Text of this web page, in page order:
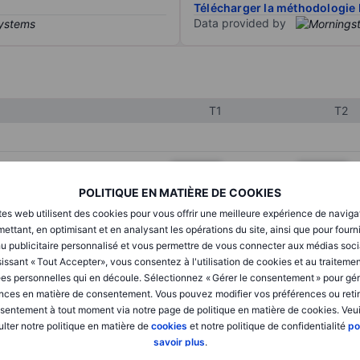
POLITIQUE EN MATIÈRE DE COOKIES
web utilisent des cookies pour vous offrir une meilleure expérience de
en optimisant et en analysant les opérations du site, ainsi que pour
publicitaire personnalisé et vous permettre de vous connecter aux médias
« Tout Accepter», vous consentez à l'utilisation de cookies et au
personnelles qui en découle. Sélectionnez « Gérer le consentement » pour
en matière de consentement. Vous pouvez modifier vos préférences ou
à tout moment via notre page de politique en matière de cookies.
notre politique en matière de cookies et notre politique de confidentialité
savoir plus.
Télécharger la méthodologie
Data provided by
T1 T2
XXXXXXX XXXXXXX
XXXXXXX
XXXXXXX XXXXXXX
XXXXXXX XXXXXXX
XXXXXXX XXXXXXX